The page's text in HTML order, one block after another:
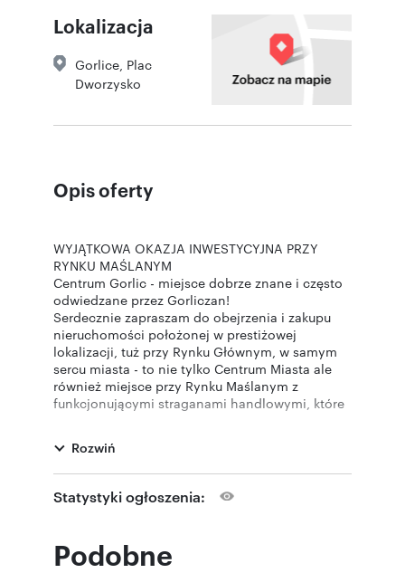
Lokalizacja
Gorlice Plac
Dworzysko
Opis oferty
WYJĄTKOWA OKAZJA INWESTYCYJNA PRZY
RYNKU MAŚLANYM
Centrum Gorlic - miejsce dobrze znane i często
odwiedzane przez Gorliczan!
Serdecznie zapraszam do obejrzenia i zakupu
nieruchomości położonej w prestiżowej
lokalizacji, tuż przy Rynku Głównym, w samym
sercu miasta - to nie tylko Centrum Miasta ale
również miejsce przy Rynku Maślanym z
funkcjonującymi straganami handlowymi, które
pomimo centralnej lokalizacji popołudniami nie
jest głośne, a nawet ze względu na małe
natężenie ruchu samochodowego jest ciche.
Na Inwestycja wchodzą:
łącznej powierzchni 0,0406 ha plus
Rozwiń
Statystyki ogłoszenia:
Podobne